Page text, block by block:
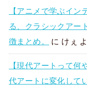
【アニメで学ぶイン
る、クラシックアー
徴まとめ。
に けぇ
【現代アートって何
代アートに変化して